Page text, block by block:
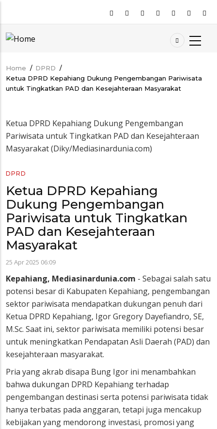
main
content
Breadcrumb
Home / DPRD /
Ketua DPRD Kepahiang Dukung Pengembangan Pariwisata
untuk Tingkatkan PAD dan Kesejahteraan Masyarakat
Ketua DPRD Kepahiang Dukung Pengembangan
Pariwisata untuk Tingkatkan PAD dan Kesejahteraan
Masyarakat (Diky/Mediasinardunia.com)
DPRD
Ketua DPRD Kepahiang
Dukung Pengembangan
Pariwisata untuk Tingkatkan
PAD dan Kesejahteraan
Masyarakat
25 Apr 2025 06:09
Kepahiang, Mediasinardunia.com - Sebagai salah satu
potensi besar di Kabupaten Kepahiang, pengembangan
sektor pariwisata mendapatkan dukungan penuh dari
Ketua DPRD Kepahiang, Igor Gregory Dayefiandro, SE,
M.Sc. Saat ini, sektor pariwisata memiliki potensi besar
untuk meningkatkan Pendapatan Asli Daerah (PAD) dan
kesejahteraan masyarakat.
Pria yang akrab disapa Bung Igor ini menambahkan
bahwa dukungan DPRD Kepahiang terhadap
pengembangan destinasi serta potensi pariwisata tidak
hanya terbatas pada anggaran, tetapi juga mencakup
kebijakan yang mendorong investasi, promosi yang